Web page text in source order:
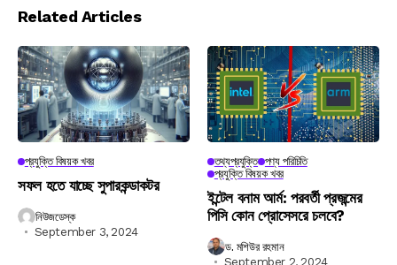
Related Articles
প্রযুক্তি বিষয়ক খবর
সফল হতে যাচ্ছে সুপারকন্ডাকটর
নিউজডেস্ক
September 3, 2024
তথ্যপ্রযুক্তি পণ্য পরিচিতি
প্রযুক্তি বিষয়ক খবর
ইন্টেল বনাম আর্ম: পরবর্তী প্রজন্মের
পিসি কোন প্রোসেসরে চলবে?
ড. মশিউর রহমান
September 2, 2024